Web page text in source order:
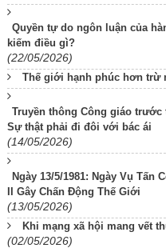
Quyền tự do ngôn luận của
kiếm điều gì?
(22/05/2026)
Thế giới hạnh phúc hơn trừ
Truyền thông Công giáo
Sự thật phải đi đôi với bác ái
(14/05/2026)
Ngày 13/5/1981: Ngày Vụ Tấn
II Gây Chấn Động Thế Giới
(13/05/2026)
Khi mạng xã hội mang vết
(02/05/2026)